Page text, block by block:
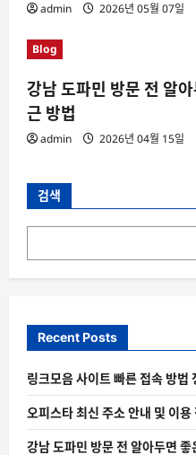
admin 2026년 05월 07일
Blog
강남 도파민 방문 전 알
근 방법
admin 2026년 04월 15일
검색
Recent Posts
링크모음 사이트 빠른 접속 방법
오피스타 최신 주소 안내 및 이용
강남 도파민 방문 전 알아두면